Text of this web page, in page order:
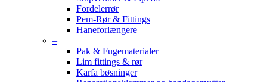
Fordelerrør
Pem-Rør & Fittings
Haneforlængere
–
Pak & Fugematerialer
Lim fittings & rør
Karfa bøsninger